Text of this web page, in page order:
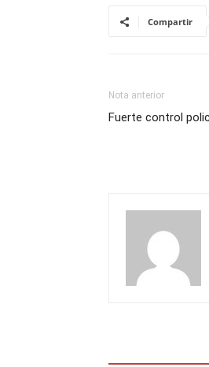
Compartir
Nota anterior
Fuerte control